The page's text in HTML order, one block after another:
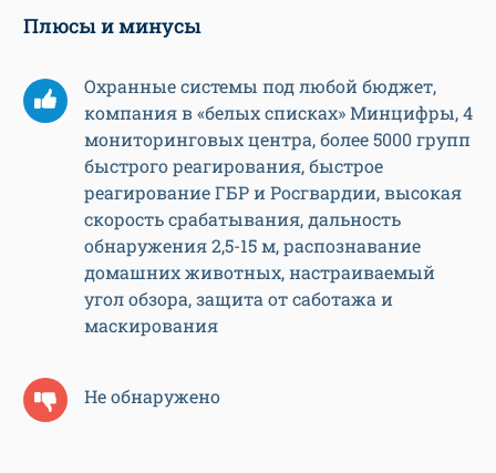
Плюсы и минусы
Охранные системы под любой бюджет,
компания в «белых списках» Минцифры, 4
мониторинговых центра, более 5000 групп
быстрого реагирования, быстрое
реагирование ГБР и Росгвардии, высокая
скорость срабатывания, дальность
обнаружения 2,5-15 м, распознавание
домашних животных, настраиваемый
угол обзора, защита от саботажа и
маскирования
Не обнаружено